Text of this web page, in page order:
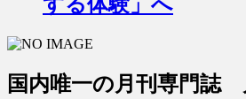
国内唯一の月刊専門誌